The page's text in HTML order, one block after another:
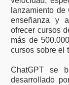
lanzamiento de
enseñanza y
ofrecer cursos
más de
cursos sobre el
ChatGPT se
desarrollado